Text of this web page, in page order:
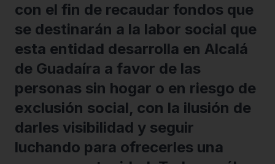
con el fin de recaudar fondos que
se destinarán a la labor social que
esta entidad desarrolla en Alcalá
de Guadaíra a favor de las
personas sin hogar o en riesgo de
exclusión social, con la ilusión de
darles visibilidad y seguir
luchando para ofrecerles una